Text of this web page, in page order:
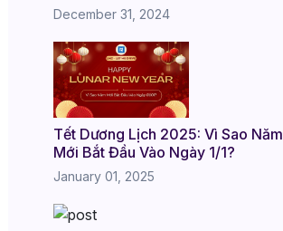
December 31, 2024
Tết Dương Lịch 2025: Vì Sao Năm
Mới Bắt Đầu Vào Ngày 1/1?
January 01, 2025